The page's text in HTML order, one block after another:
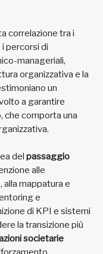
correlazione tra i
percorsi di
manageriali,
organizzativa e la
un
a garantire
che comporta una
del passaggio
alle
mappatura e
e
di KPI e sistemi
la transizione più
societarie